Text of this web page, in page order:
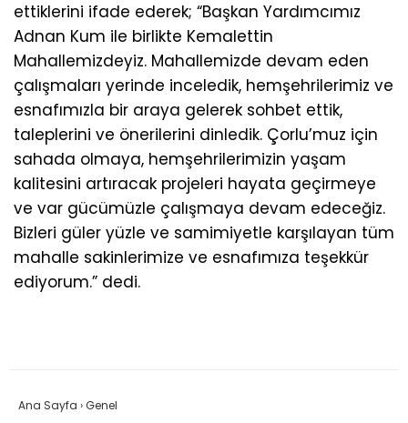
ettiklerini ifade ederek; “Başkan Yardımcımız
Adnan Kum ile birlikte Kemalettin
Mahallemizdeyiz. Mahallemizde devam eden
çalışmaları yerinde inceledik, hemşehrilerimiz ve
esnafımızla bir araya gelerek sohbet ettik,
taleplerini ve önerilerini dinledik. Çorlu’muz için
sahada olmaya, hemşehrilerimizin yaşam
kalitesini artıracak projeleri hayata geçirmeye
ve var gücümüzle çalışmaya devam edeceğiz.
Bizleri güler yüzle ve samimiyetle karşılayan tüm
mahalle sakinlerimize ve esnafımıza teşekkür
ediyorum.” dedi.
Ana Sayfa ›Genel